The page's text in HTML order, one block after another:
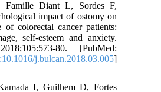
Famille Diant L, Sordes F,
impact of ostomy on
of colorectal cancer patients:
self-esteem and anxiety.
80. [PubMed:
j.bulcan.2018.03.005
I, Guilhem D, Fortes